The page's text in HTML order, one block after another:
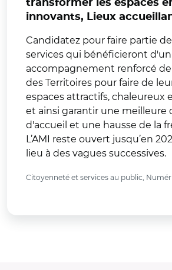
transformer les espaces
innovants, Lieux
Candidatez pour faire partie
services qui bénéficieront d'un
accompagnement renforcé
des Territoires pour faire de
espaces attractifs, chaleureux
et ainsi garantir une meilleure
d'accueil et une hausse de la
L’AMI reste ouvert jusqu’en
lieu à des vagues successives.
Citoyenneté et services au public,